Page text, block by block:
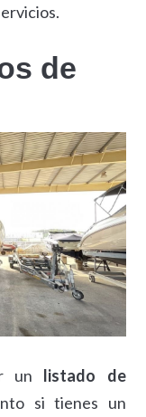
de
un listado de
si tienes un